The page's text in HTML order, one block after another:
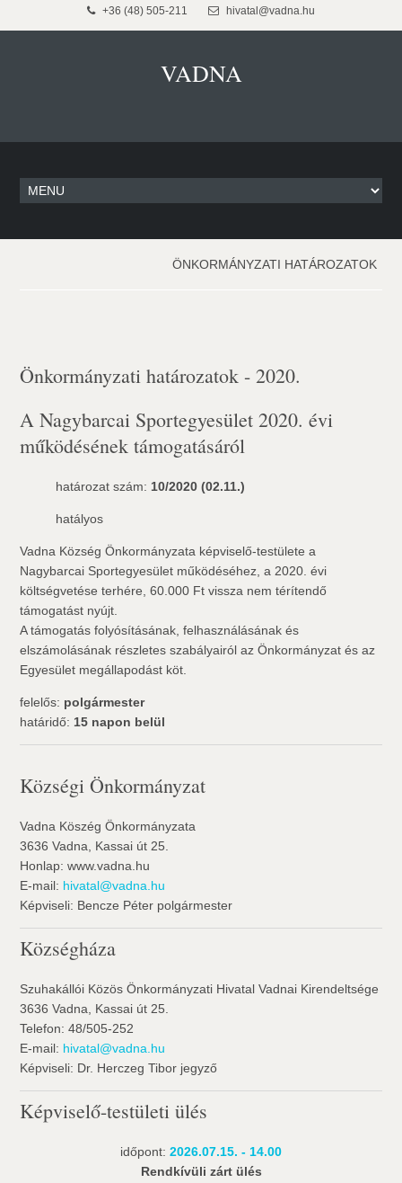
+36 (48) 505-211 hivatal@vadna.hu
VADNA
ÖNKORMÁNYZATI HATÁROZATOK
Önkormányzati határozatok - 2020.
A Nagybarcai Sportegyesület 2020. évi
működésének támogatásáról
határozat szám: 10/2020 (02.11.)
hatályos
Vadna Község Önkormányzata képviselő-testülete a
Nagybarcai Sportegyesület működéséhez, a 2020. évi
költségvetése terhére, 60.000 Ft vissza nem térítendő
támogatást nyújt.
A támogatás folyósításának, felhasználásának és
elszámolásának részletes szabályairól az Önkormányzat és az
Egyesület megállapodást köt.
felelős: polgármester
határidő: 15 napon belül
Községi Önkormányzat
Vadna Köszég Önkormányzata
3636 Vadna, Kassai út 25.
Honlap: www.vadna.hu
E-mail: hivatal@vadna.hu
Képviseli: Bencze Péter polgármester
Községháza
Szuhakállói Közös Önkormányzati Hivatal Vadnai Kirendeltsége
3636 Vadna, Kassai út 25.
Telefon: 48/505-252
E-mail: hivatal@vadna.hu
Képviseli: Dr. Herczeg Tibor jegyző
Képviselő-testületi ülés
időpont: 2026.07.15. - 14.00
Rendkívüli zárt ülés